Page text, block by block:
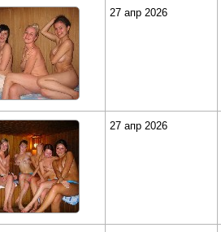
27 апр 2026
27 апр 2026